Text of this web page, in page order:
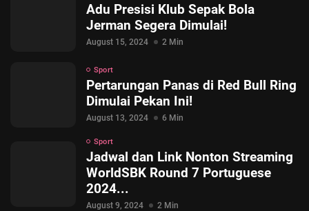
Adu Presisi Klub Sepak Bola
Jerman Segera Dimulai!
August 15, 2024 2 Min
Sport
Pertarungan Panas di Red Bull Ring
Dimulai Pekan Ini!
August 13, 2024 6 Min
Sport
Jadwal dan Link Nonton Streaming
WorldSBK Round 7 Portuguese
2024...
August 9, 2024 2 Min